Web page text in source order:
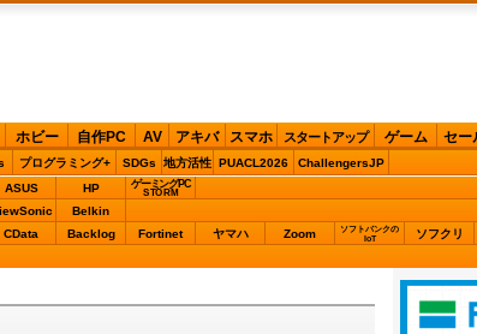
ホビー 自作PC AV アキバ スマホ スタートアップ ゲーム セー
プログラミング+ SDGs 地方活性 PUACL2026 ChallengersJP
ASUS HP ゲーミングPC
STORM
Belkin
CData Backlog Fortinet ヤマハ Zoom
ソフトバンクの
IoT
ソフクリ